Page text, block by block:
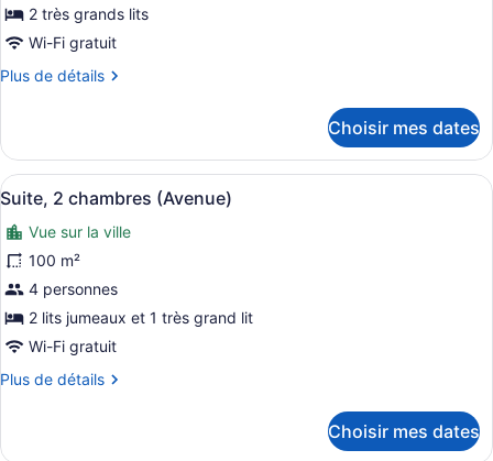
ce
type
chambre :
chambres
(Copacabana)
2 très grands lits
Wi-Fi gratuit
Plus de détails
Plus
Suite,
chambres
(Copacabana)
Choisir mes dates
Afficher
toutes
les
photos
pour
ce
type
chambre :
Une chambre d’hôtel
6
Suite, 2 chambres (Avenue)
Vue sur la ville
100 m²
4 personnes
2 lits jumeaux et 1 très grand lit
Wi-Fi gratuit
Plus de détails
Plus
Choisir mes dates